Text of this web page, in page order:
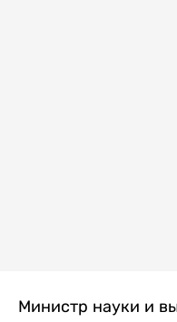
Министр науки и